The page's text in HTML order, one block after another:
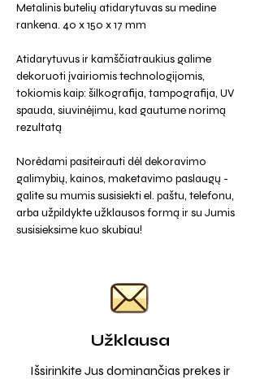
Metalinis butelių atidarytuvas su medine
rankena. 40 x 150 x 17 mm
Atidarytuvus ir kamščiatraukius galime
dekoruoti įvairiomis technologijomis,
tokiomis kaip: šilkografija, tampografija, UV
spauda, siuvinėjimu, kad gautume norimą
rezultatą
Norėdami pasiteirauti dėl dekoravimo
galimybių, kainos, maketavimo paslaugų -
galite su mumis susisiekti el. paštu, telefonu,
arba užpildykte užklausos formą ir su Jumis
susisieksime kuo skubiau!
Užklausa
Išsirinkite Jus dominančias prekes ir